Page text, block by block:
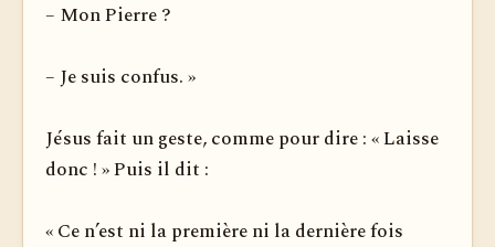
– Mon Pierre ?
– Je suis confus. »
Jésus fait un geste, comme pour dire : « Laisse
donc ! » Puis il dit :
« Ce n’est ni la première ni la dernière fois